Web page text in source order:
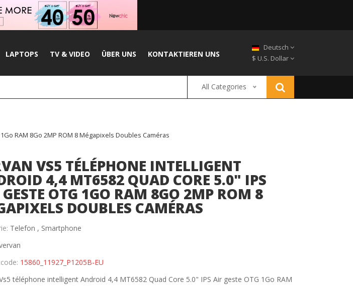
LAPTOPS TV & VIDEO ÜBER UNS KONTAKTIEREN UNS
Deutsch
$ U.S. Dollar
All Categories
RAM 8Go 2MP ROM 8 Mégapixels Doubles Caméras
VS5 TÉLÉPHONE INTELLIGENT
4,4 MT6582 QUAD CORE 5.0" IPS
OTG 1GO RAM 8GO 2MP ROM 8
DOUBLES CAMÉRAS
Telefon , Smartphone
15860_11927_P1205B-EU
téléphone intelligent Android 4,4 MT6582 Quad Core 5.0" IPS Air geste OTG 1Go RAM